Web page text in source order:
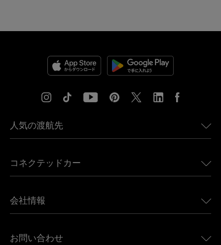
人気の渡航先
ヨーロッパ向けeSIM
カナダ向けeSIM
アフリカ向けeSIM
コネクテッドカー
Land Rover向けUbigi
Jeep向けUbigi
会社情報
Ubigi関連プレス
お問い合わせ